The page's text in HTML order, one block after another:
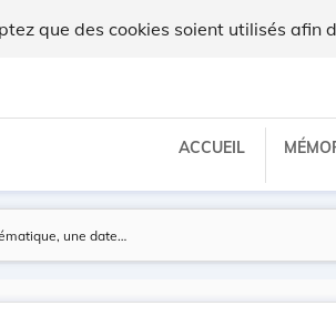
que des cookies soient utilisés afin
ACCUEIL